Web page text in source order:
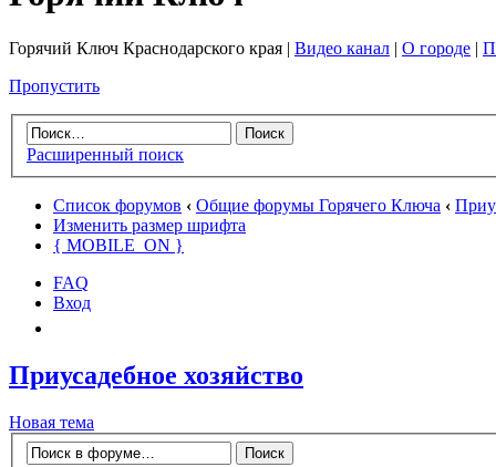
Горячий Ключ Краснодарского края | Видео канал | О городе |
Пропустить
Расширенный поиск
Список форумов ‹ Общие форумы Горячего Ключа ‹
Изменить размер шрифта
{ MOBILE_ON }
FAQ
Вход
Приусадебное хозяйство
Новая тема